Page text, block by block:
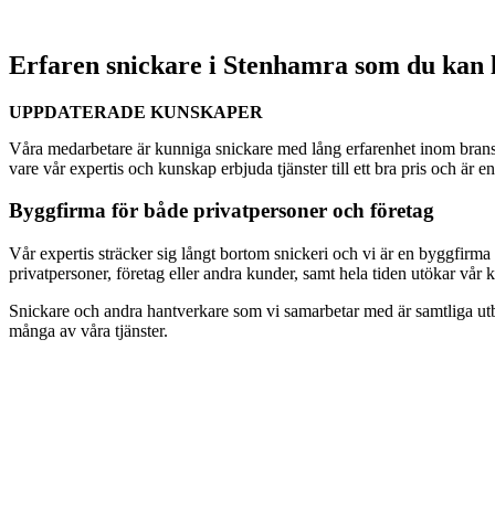
Erfaren snickare i Stenhamra som du kan
UPPDATERADE KUNSKAPER
Våra medarbetare är kunniga snickare med lång erfarenhet inom
vare vår expertis och kunskap erbjuda tjänster till ett bra pris och är
Byggfirma för både privatpersoner och företag
Vår expertis sträcker sig långt bortom snickeri och vi är en
privatpersoner, företag eller andra kunder, samt hela tiden utökar vår
Snickare och andra hantverkare som vi samarbetar med är samtliga
många av våra tjänster.